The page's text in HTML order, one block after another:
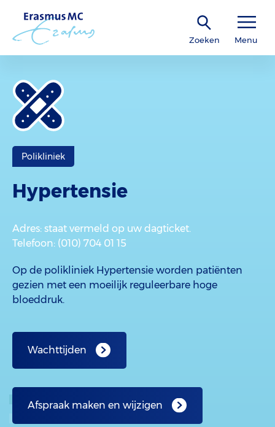
Zoeken Menu
Polikliniek
Hypertensie
Adres: staat vermeld op uw dagticket.
Telefoon: (010) 704 01 15
Op de polikliniek Hypertensie worden patiënten
gezien met een moeilijk reguleerbare hoge
bloeddruk.
Wachttijden
Afspraak maken en wijzigen